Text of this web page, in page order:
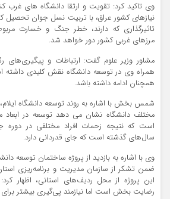
وی تاکید کرد: تقویت و ارتقا دانشگاه های غرب
نیازهای کشور عراق، با تربیت نسل جوان تحصیل
تاثیرگذاری که دارند، خطر جنگ و خسارت
مرزهای غربی کشور دور خواهد شد.
مشاور وزیر علوم گفت: ارتباطات و پیگیری‌های
همراه وی در توسعه دانشگاه نقش کلیدی داشته
همچنان ادامه داشته باشد.
شمس بخش با اشاره به روند توسعه دانشگاه
مختلف دانشگاه نشان می دهد توسعه در ابعاد
است که نتیجه زحمات افراد مختلفی در
سال‌های گذشته است که جای قدردانی دارد.
وی با اشاره به بازدید از پروژه ساختمان توسعه
ضمن تشکر از سازمان مدیریت و برنامه‌ریزی استان
این پروژه از محل ردیف‌های استانی، اظهار
رضایت بخش است اما نیازمند پی‌گیری بیشتر